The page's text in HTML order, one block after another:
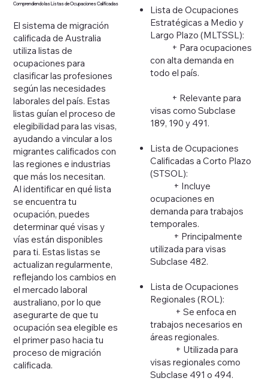
Comprendiendo las Listas de Ocupaciones Calificadas
El sistema de migración
calificada de Australia
utiliza listas de
ocupaciones para
clasificar las profesiones
según las necesidades
laborales del país. Estas
listas guían el proceso de
elegibilidad para las visas,
ayudando a vincular a los
migrantes calificados con
las regiones e industrias
que más los necesitan.
Al identificar en qué lista
se encuentra tu
ocupación, puedes
determinar qué visas y
vías están disponibles
para ti. Estas listas se
actualizan regularmente,
reflejando los cambios en
el mercado laboral
australiano, por lo que
asegurarte de que tu
ocupación sea elegible es
el primer paso hacia tu
proceso de migración
calificada.
Lista de Ocupaciones
Estratégicas a Medio y
Largo Plazo (MLTSSL):
+ Para ocupaciones
con alta demanda en
todo el país.
+ Relevante para
visas como Subclase
189, 190 y 491.
Lista de Ocupaciones
Calificadas a Corto Plazo
(STSOL):
+ Incluye
ocupaciones en
demanda para trabajos
temporales.
+ Principalmente
utilizada para visas
Subclase 482.
Lista de Ocupaciones
Regionales (ROL):
+ Se enfoca en
trabajos necesarios en
áreas regionales.
+ Utilizada para
visas regionales como
Subclase 491 o 494.